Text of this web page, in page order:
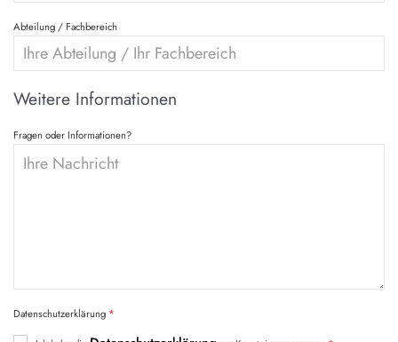
Abteilung / Fachbereich
Weitere Informationen
Fragen oder Informationen?
Datenschutzerklärung